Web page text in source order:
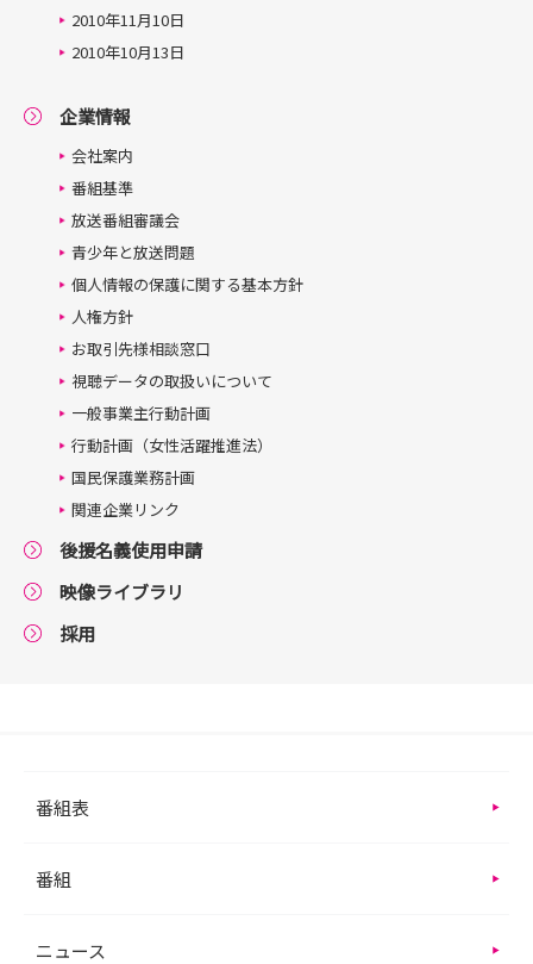
2010年11月10日
2010年10月13日
企業情報
会社案内
番組基準
放送番組審議会
青少年と放送問題
個人情報の保護に関する基本方針
人権方針
お取引先様相談窓口
視聴データの取扱いについて
一般事業主行動計画
行動計画（女性活躍推進法）
国民保護業務計画
関連企業リンク
後援名義使用申請
映像ライブラリ
採用
番組表
番組
ニュース